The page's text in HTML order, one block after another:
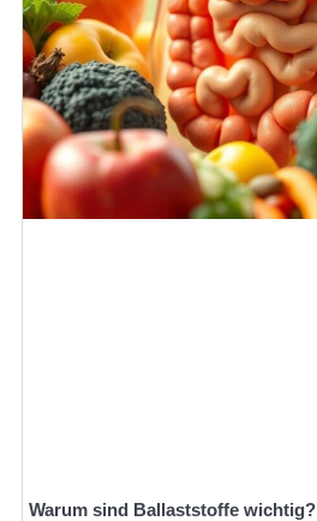
Warum sind Ballaststoffe wichtig?